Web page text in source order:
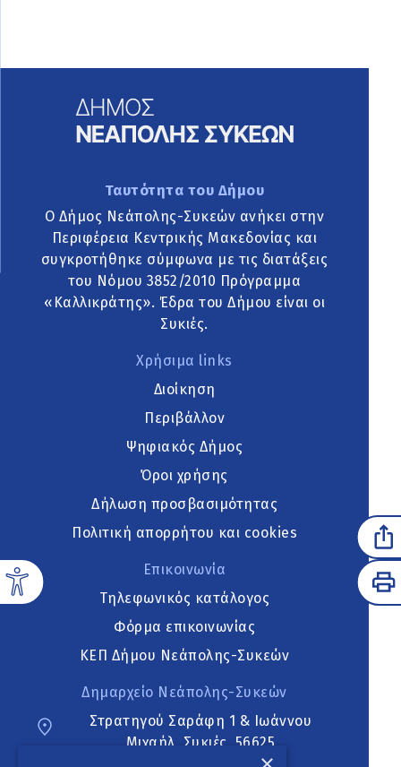
Ταυτότητα του Δήμου
Ο Δήμος Νεάπολης-Συκεών ανήκει στην
Περιφέρεια Κεντρικής Μακεδονίας και
συγκροτήθηκε σύμφωνα με τις διατάξεις
του Νόμου 3852/2010 Πρόγραμμα
«Καλλικράτης». Έδρα του Δήμου είναι οι
Συκιές.
Χρήσιμα links
Διοίκηση
Περιβάλλον
Ψηφιακός Δήμος
Όροι χρήσης
Δήλωση προσβασιμότητας
Πολιτική απορρήτου και cookies
Επικοινωνία
Τηλεφωνικός κατάλογος
Φόρμα επικοινωνίας
ΚΕΠ Δήμου Νεάπολης-Συκεών
Δημαρχείο Νεάπολης-Συκεών
Στρατηγού Σαράφη 1 & Ιωάννου
Μιχαήλ, Συκιές, 56625